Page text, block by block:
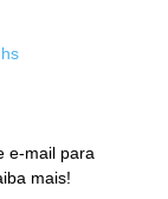
e-mail para
mais!